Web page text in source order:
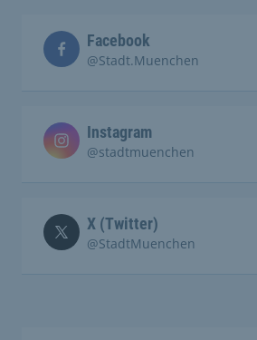
Facebook
@Stadt.Muenchen
Instagram
@stadtmuenchen
X (Twitter)
@StadtMuenchen